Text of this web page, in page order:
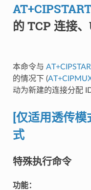
的 TCP 连接
本命令与
的情况下 (
动为新建的连接分配 ID
[仅适用透传模
式
特殊执行命令
功能：